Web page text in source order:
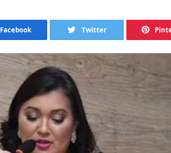
Facebook Twitter